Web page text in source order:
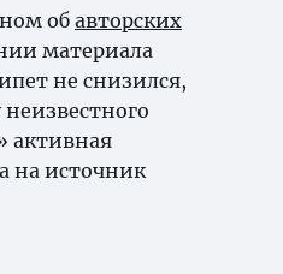
об авторских
материала
не снизился,
активная
на источник